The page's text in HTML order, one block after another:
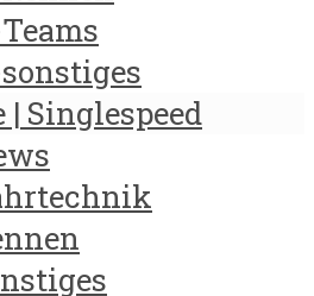
Singlespeed